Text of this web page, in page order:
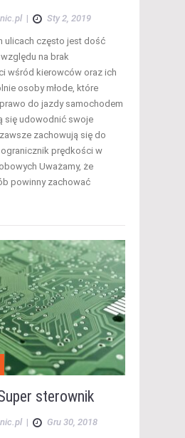
| Sty 2, 2019
ulicach często jest dość
na brak
wśród kierowców oraz ich
osoby młode, które
do jazdy samochodem
się udowodnić swoje
zachowują się do
prędkości w
Uważamy, że
powinny zachować
sterownik
| Gru 30, 2018